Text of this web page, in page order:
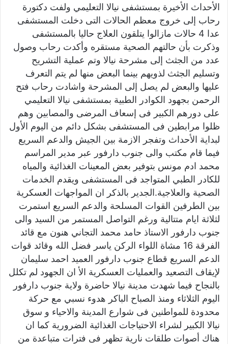
الأحداث الأخيرة بمستشفى نيالا التعليمي ولفت دكتورة
رحاب إلى خروج معظم الحالات التى دخلت المستشفى
عدا 4 حالات مازالوا يتلقون العلاج حاليا بالمستشفى
وذكرت بأن حالتهم الصحية مستقره وأكدت رحاب وصول
عدد من الجثث إلى مشرحة نيالا وتم عملية التشريح
وتسليم الجثث لذويهم بينما البعض منها لم يتم التعرف
عليها والبعض لم يصل إلى المشرحة واشادت رحاب فتح
الرحمن بجهود الكوادر الطبية بمستشفى نيالا التعليمي
على دورهم الكبير فى إسعاف المرضى والمصابين وهم
ظلوا مرابطين فى المستشفى بشكل دائم من اليوم الأول
لبداية الأحداث وتفجر الازمة بين الجيش والدعم السريع
فيما قام مكتب والى جنوب دارفور عبر مدير المراسم
محمد ادم مونس بتوفير بعض المعينات الغذائية والمياه
للكادر الطبي المتواجد فى المستشفى ويقدم الخدمات
الصحية والعلاجية.الجدير بالذكر ان المواجهات العسكرية
بين الطرفين القوات المسلحة والدعم السريع استمرت
لثلاثة ايام متتالية ورغم التواصل المستمر من السيد والى
جنوب دارفور الاستاذ حامد محمد التجاني هنون مع قائد
الفرقة 16 مشاة اللواء الركن ياسر فضل الله وقائد قوات
الدعم السريع قطاع جنوب دارفور العميد احمد سليمان
لإيقاف التصعيد والعمليات العسكرية الأ ان الجهود لم تكلل
بالنجاح فيما شهدت مدينة نيالا حاضرة ولاية جنوب دارفور
اليوم الثلاثاء ومنذ الصباح الباكر هدوء نسبي مع حركة
محدودة للمواطنين فى شوارع المدينة والاحياء و سوق
نيالا الكبير لشراء الاحتياجات الغذائية الضرورية كما ان
هناك أصوات طلقات نارية تظهر فى فترات متباعدة من